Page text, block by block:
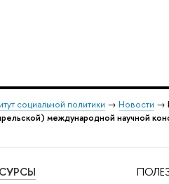
социальной политики → Новости →
международной научной